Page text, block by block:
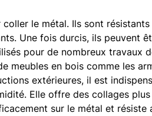
le métal. Ils sont résistants
Une fois durcis, ils peuvent
pour de nombreux travaux
meubles en bois comme les
extérieures, il est
Elle offre des collages
sur le métal et résiste